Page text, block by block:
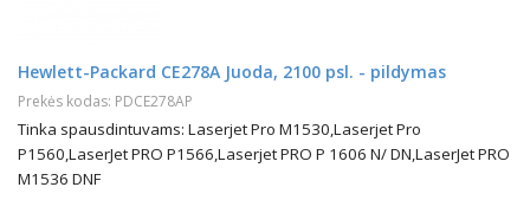
Hewlett-Packard CE278A Juoda, 2100 psl. - pildymas
Prekės kodas: PDCE278AP
Tinka spausdintuvams: Laserjet Pro M1530,Laserjet Pro
P1560,LaserJet PRO P1566,Laserjet PRO P 1606 N/ DN,LaserJet PRO
M1536 DNF